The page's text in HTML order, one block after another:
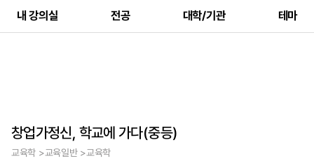
내 강의실 전공 대학/기관 테마
창업가정신, 학교에 가다(중등)
교육학 >교육일반 >교육학